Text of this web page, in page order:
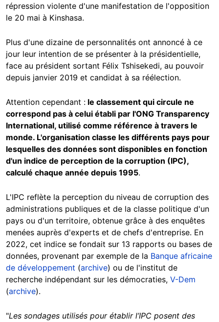
répression violente d'une manifestation de l'opposition
le 20 mai à Kinshasa.
Plus d'une dizaine de personnalités ont annoncé à ce
jour leur intention de se présenter à la présidentielle,
face au président sortant Félix Tshisekedi, au pouvoir
depuis janvier 2019 et candidat à sa réélection.
Attention cependant : le classement qui circule ne
correspond pas à celui établi par l'ONG Transparency
International, utilisé comme référence à travers le
monde. L'organisation classe les différents pays pour
lesquelles des données sont disponibles en fonction
d'un indice de perception de la corruption (IPC),
calculé chaque année depuis 1995.
L'IPC reflète la perception du niveau de corruption des
administrations publiques et de la classe politique d'un
pays ou d'un territoire, obtenue grâce à des enquêtes
menées auprès d'experts et de chefs d'entreprise. En
2022, cet indice se fondait sur 13 rapports ou bases de
données, provenant par exemple de la Banque africaine
de développement (archive) ou de l'institut de
recherche indépendant sur les démocraties, V-Dem
(archive).
"Les sondages utilisés pour établir l’IPC posent des